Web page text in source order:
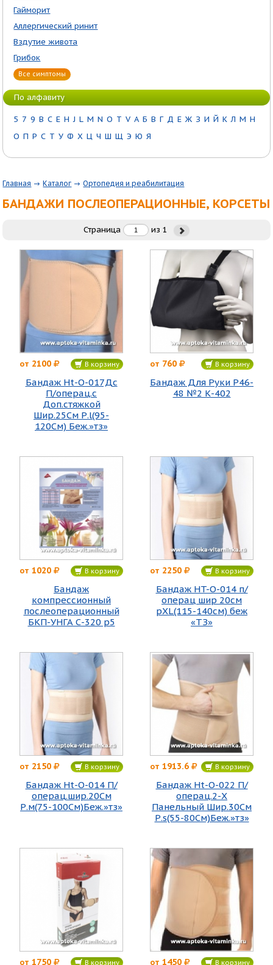
Гайморит
Аллергический ринит
Вздутие живота
Грибок
Все симптомы
По алфавиту
5 7 9 B C E H J L M N O T V А Б В Г Д Е Ж З И Й К Л М Н
О П Р С Т У Ф Х Ц Ч Ш Щ Э Ю Я
Главная Каталог Ортопедия и реабилитация
БАНДАЖИ ПОСЛЕОПЕРАЦИОННЫЕ, КОРСЕТЫ
Страница из 1
от 2100 В корзину
Бандаж Ht-O-017Дс
П/операц.с
Доп.стяжкой
Шир.25См Р.l(95-
120См) Беж.»тз»
от 760 В корзину
Бандаж Для Руки Р46-
48 №2 К-402
от 1020 В корзину
Бандаж
компрессионный
послеоперационный
БКП-УНГА С-320 р5
от 2250 В корзину
Бандаж НT-O-014 п/
операц шир 20см
рХL(115-140см) беж
«ТЗ»
от 2150 В корзину
Бандаж Нt-O-014 П/
операц.шир.20См
Р.м(75-100См)Беж.»тз»
от 1913.6 В корзину
Бандаж Нt-O-022 П/
операц.2-Х
Панельный Шир.30См
Р.s(55-80См)Беж.»тз»
от 1750 В корзину от 1450 В корзину